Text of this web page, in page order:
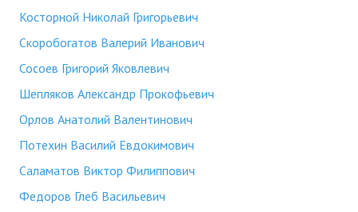
Косторной Николай Григорьевич
Скоробогатов Валерий Иванович
Сосоев Григорий Яковлевич
Шепляков Александр Прокофьевич
Орлов Анатолий Валентинович
Потехин Василий Евдокимович
Саламатов Виктор Филиппович
Федоров Глеб Васильевич